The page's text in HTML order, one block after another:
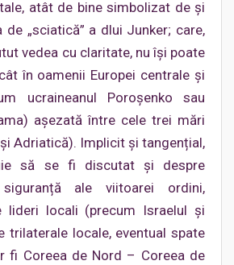
atât de bine simbolizat de și
„sciatică” a dlui Junker; care,
vedea cu claritate, nu își poate
în oamenii Europei centrale și
ucraineanul Poroșenko sau
așezată între cele trei mări
Adriatică). Implicit și tangențial,
să se fi discutat și despre
ale viitoarei ordini,
lideri locali (precum Israelul și
trilaterale locale, eventual spate
fi Coreea de Nord – Coreea de